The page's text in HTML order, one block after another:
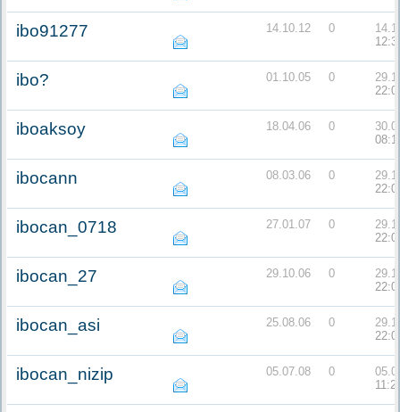
ibo91277 14.10.12 0
ibo? 01.10.05 0
iboaksoy 18.04.06 0
ibocann 08.03.06 0
ibocan_0718 27.01.07 0
ibocan_27 29.10.06 0
ibocan_asi 25.08.06 0
ibocan_nizip 05.07.08 0